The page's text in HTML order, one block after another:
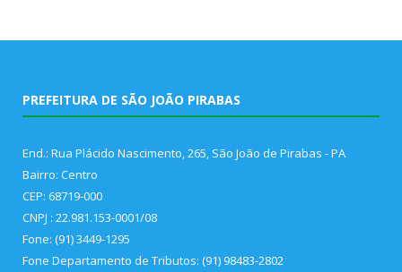
PREFEITURA DE SÃO JOÃO PIRABAS
End.: Rua Plácido Nascimento, 265, São João de Pirabas - PA
Bairro: Centro
CEP: 68719-000
CNPJ : 22.981.153-0001/08
Fone: (91) 3449-1295
Fone Departamento de Tributos: (91) 98483-2802